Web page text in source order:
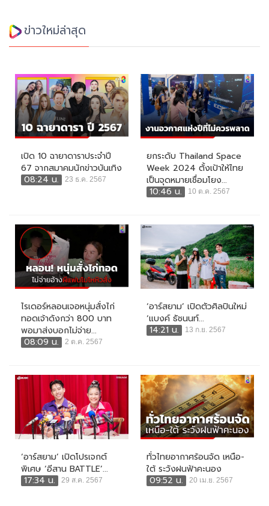
ข่าวใหม่ล่าสุด
เปิด 10 ฉายาดาราประจำปี
67 จากสมาคมนักข่าวบันเทิง
08:24 น.
23 ธ.ค. 2567
ยกระดับ Thailand Space
Week 2024 ตั้งเป้าให้ไทย
เป็นจุดหมายเชื่อมโยง...
10:46 น.
10 ต.ค. 2567
ไรเดอร์หลอนเจอหนุ่มสั่งไก่
ทอดเจ้าดังกว่า 800 บาท
พอมาส่งบอกไม่จ่าย...
08:09 น.
2 ต.ค. 2567
‘อาร์สยาม’ เปิดตัวศิลปินใหม่
‘แบงค์ ธัชนนท์...
14:21 น.
13 ก.ย. 2567
‘อาร์สยาม’ เปิดโปรเจกต์
พิเศษ ‘อีสาน BATTLE’...
17:34 น.
29 ส.ค. 2567
ทั่วไทยอากาศร้อนจัด เหนือ-
ใต้ ระวังฝนฟ้าคะนอง
09:52 น.
20 เม.ย. 2567